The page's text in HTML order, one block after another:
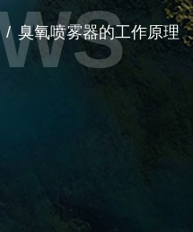
/ 臭氧喷雾器的工作原理